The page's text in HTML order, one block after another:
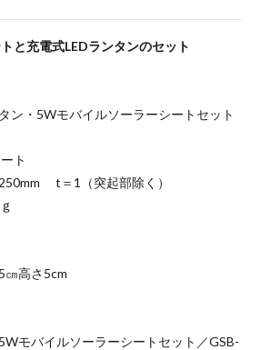
と充電式LEDランタンのセット
ン・5Wモバイルソーラーシートセット
ト
t＝1（突起部除く）
高さ5cm
モバイルソーラーシートセット／GSB-